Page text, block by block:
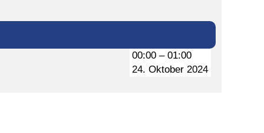
00:00 –01:00
24. Oktober 2024